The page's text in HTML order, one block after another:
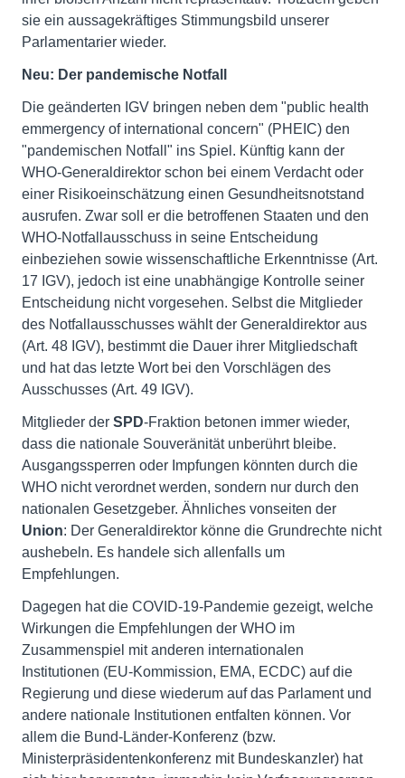
sie ein aussagekräftiges Stimmungsbild unserer
Parlamentarier wieder.
Neu: Der pandemische Notfall
Die geänderten IGV bringen neben dem "public health
emmergency of international concern" (PHEIC) den
"pandemischen Notfall" ins Spiel. Künftig kann der
WHO-Generaldirektor schon bei einem Verdacht oder
einer Risikoeinschätzung einen Gesundheitsnotstand
ausrufen. Zwar soll er die betroffenen Staaten und den
WHO-Notfallausschuss in seine Entscheidung
einbeziehen sowie wissenschaftliche Erkenntnisse (Art.
17 IGV), jedoch ist eine unabhängige Kontrolle seiner
Entscheidung nicht vorgesehen. Selbst die Mitglieder
des Notfallausschusses wählt der Generaldirektor aus
(Art. 48 IGV), bestimmt die Dauer ihrer Mitgliedschaft
und hat das letzte Wort bei den Vorschlägen des
Ausschusses (Art. 49 IGV).
Mitglieder der SPD-Fraktion betonen immer wieder,
dass die nationale Souveränität unberührt bleibe.
Ausgangssperren oder Impfungen könnten durch die
WHO nicht verordnet werden, sondern nur durch den
nationalen Gesetzgeber. Ähnliches vonseiten der
Union: Der Generaldirektor könne die Grundrechte nicht
aushebeln. Es handele sich allenfalls um
Empfehlungen.
Dagegen hat die COVID-19-Pandemie gezeigt, welche
Wirkungen die Empfehlungen der WHO im
Zusammenspiel mit anderen internationalen
Institutionen (EU-Kommission, EMA, ECDC) auf die
Regierung und diese wiederum auf das Parlament und
andere nationale Institutionen entfalten können. Vor
allem die Bund-Länder-Konferenz (bzw.
Ministerpräsidentenkonferenz mit Bundeskanzler) hat